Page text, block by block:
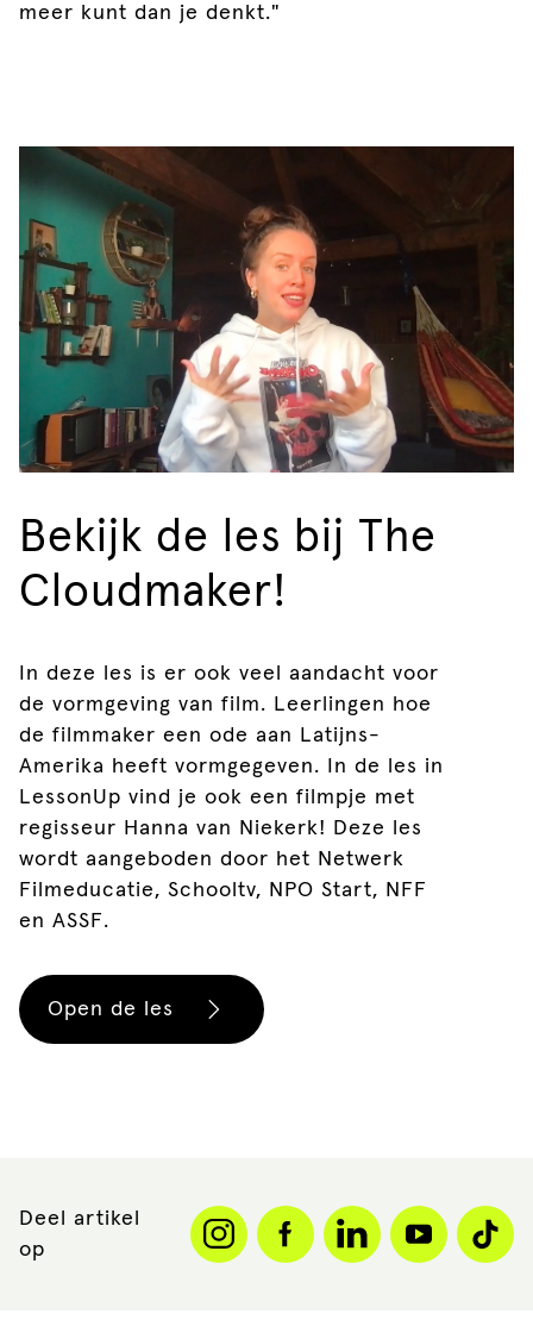
meer kunt dan je denkt."
Bekijk de les bij The
Cloudmaker!
In deze les is er ook veel aandacht voor
de vormgeving van film. Leerlingen hoe
de filmmaker een ode aan Latijns-
Amerika heeft vormgegeven. In de les in
LessonUp vind je ook een filmpje met
regisseur Hanna van Niekerk! Deze les
wordt aangeboden door het Netwerk
Filmeducatie, Schooltv, NPO Start, NFF
en ASSF.
Open de les
Deel artikel
op